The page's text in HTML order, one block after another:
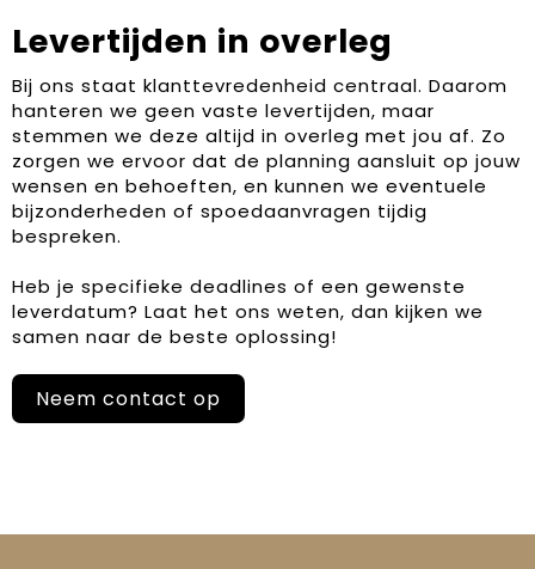
Levertijden in overleg
Bij ons staat klanttevredenheid centraal. Daarom
hanteren we geen vaste levertijden, maar
stemmen we deze altijd in overleg met jou af. Zo
zorgen we ervoor dat de planning aansluit op jouw
wensen en behoeften, en kunnen we eventuele
bijzonderheden of spoedaanvragen tijdig
bespreken.
Heb je specifieke deadlines of een gewenste
leverdatum? Laat het ons weten, dan kijken we
samen naar de beste oplossing!
Neem contact op